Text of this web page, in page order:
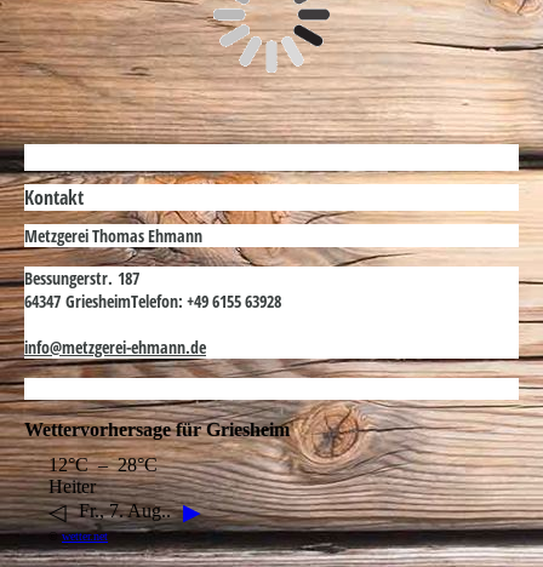
Kontakt
Metzgerei Thomas Ehmann
Bessungerstr. 187
info@metzgerei-ehmann.de
Wettervorhersage für Griesheim
Heiter
◁ Fr., 7. Aug.. ▶
©wetter.net
Warenkorb anzeigen
Öffnungszeiten